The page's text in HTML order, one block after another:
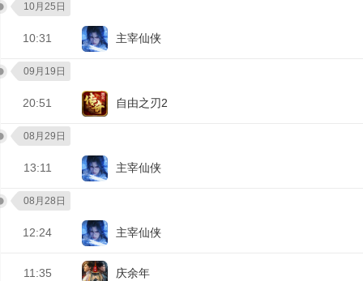
10月25日
10:31 主宰仙侠
09月19日
20:51 自由之刃2
08月29日
13:11 主宰仙侠
08月28日
12:24 主宰仙侠
11:35 庆余年